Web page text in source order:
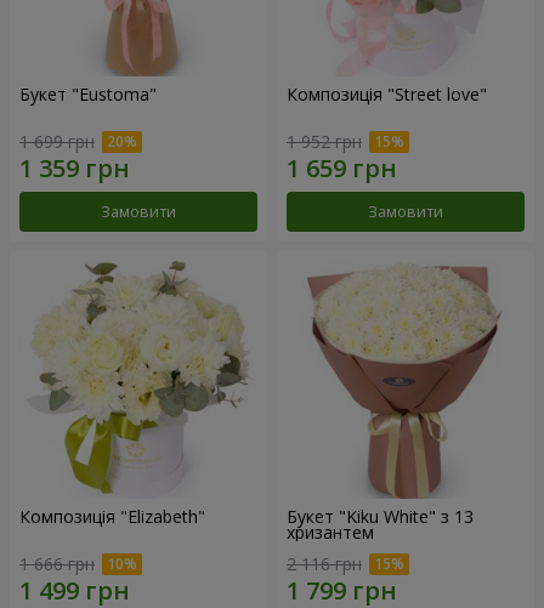
Букет "Eustoma"
1 699 грн
Замовити
Композиція "Street love"
1 952 грн
Замовити
Композиція "Elizabeth"
1 666 грн
Букет "Kiku White" з 13
хризантем
2 116 грн